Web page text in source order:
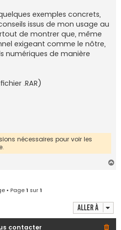
exemples concrets,
issus de mon usage au
de montrer que, même
exigeant comme le nôtre,
numériques de manière
.RAR)
nécessaires pour voir les
• Page1 sur1
Aller à
contacter